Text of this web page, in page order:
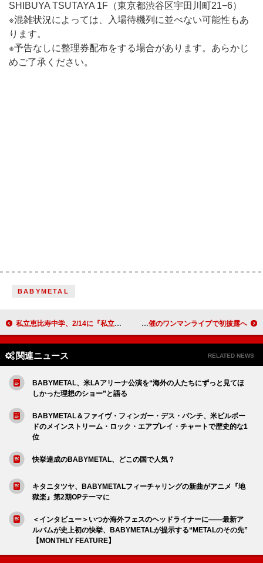
SHIBUYA TSUTAYA 1F（東京都渋谷区宇田川町21−6）
※混雑状況によっては、入場待機列に並べない可能性もあ
ります。
※予告なしに整理券配布をする場合があります。あらかじ
めご了承ください。
BABYMETAL
私立恵比寿中学、2/14に『私立恵比寿中学オフィシャルカレンダー2026.4-2027.3』発売 MISS MERCY、ユーキ（超特急）が振付を手がけた新曲「BBB」デジタルリリース 1/10開催のワンマンライブで初披露へ
関連ニュース RELATED NEWS
BABYMETAL、米LAアリーナ公演を“海外の人たちにずっと見てほ
しかった理想のショー”と語る
BABYMETAL＆ファイヴ・フィンガー・デス・パンチ、米ビルボー
ドのメインストリーム・ロック・エアプレイ・チャートで歴史的な1
位
快挙達成のBABYMETAL、どこの国で人気？
キタニタツヤ、BABYMETALフィーチャリングの新曲がアニメ『地
獄楽』第2期OPテーマに
＜インタビュー＞いつか海外フェスのヘッドライナーに――最新ア
ルバムが史上初の快挙、BABYMETALが提示する“METALのその先”
【MONTHLY FEATURE】